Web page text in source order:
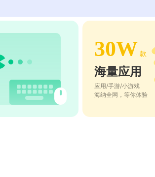
30W 款
海量应用
应用/手游/小游戏
海纳全网，等你体验